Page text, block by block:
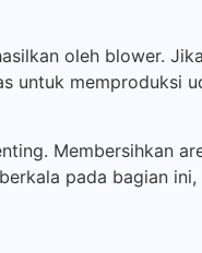
oleh blower.
untuk memproduksi
Membersihkan
pada bagian